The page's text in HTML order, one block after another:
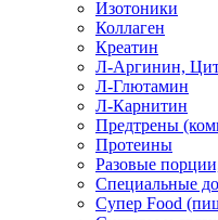
Изотоники
Коллаген
Креатин
Л-Аргинин,
Л-Глютамин
Л-Карнитин
Предтрены
Протеины
Разовые
Специальные
Супер Food